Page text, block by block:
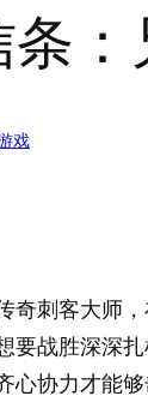
：
戏
奇刺客大师
要战胜深深
心协力才能